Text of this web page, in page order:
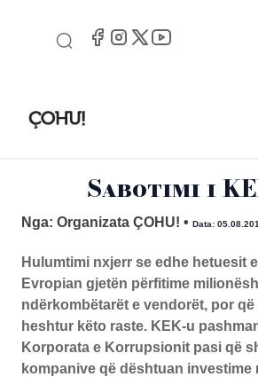
Sabotimi i
Nga: Organizata ÇOHU! • Data:
Hulumtimi nxjerr se edhe hetuesit
Evropian gjetën përfitime
ndërkombëtarët e vendorët, por që
heshtur këto raste. KEK-u
Korporata e Korrupsionit pasi që
kompanive që dështuan investime